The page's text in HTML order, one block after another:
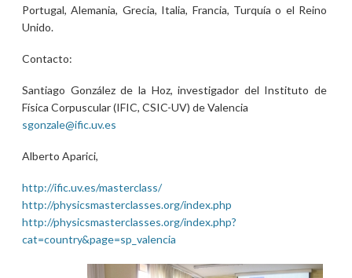
Portugal, Alemania, Grecia, Italia, Francia, Turquía o el Reino
Unido.
Contacto:
Santiago González de la Hoz, investigador del Instituto de
Física Corpuscular (IFIC, CSIC-UV) de Valencia
sgonzale@ific.uv.es
Alberto Aparici,
http://ific.uv.es/masterclass/
http://physicsmasterclasses.org/index.php
http://physicsmasterclasses.org/index.php?
cat=country&page=sp_valencia